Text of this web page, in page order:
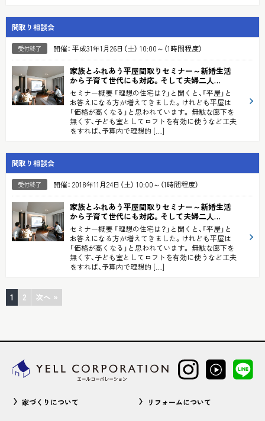
間取り相談会
受付終了 開催： 平成31年1月26日（土） 10:00～（1時間程度）
家族とふれあう平屋間取りセミナー～新婚生活
から子育て世代にも対応。そして夫婦二人…
セミナー概要 「理想の住宅は？」と聞くと、「平屋」と
お答えになる方が増えてきました。けれども平屋は
「価格が高くなる」と思われています。 無駄な廊下を
無くす、子ども室としてロフトを有効に使うなど工夫
をすれば、予算内で理想的 […]
間取り相談会
受付終了 開催： 2018年11月24日（土） 10:00～（1時間程度）
家族とふれあう平屋間取りセミナー～新婚生活
から子育て世代にも対応。そして夫婦二人…
セミナー概要 「理想の住宅は？」と聞くと、「平屋」と
お答えになる方が増えてきました。けれども平屋は
「価格が高くなる」と思われています。 無駄な廊下を
無くす、子ども室としてロフトを有効に使うなど工夫
をすれば、予算内で理想的 […]
1 2 次へ »
家づくりについて リフォームについて